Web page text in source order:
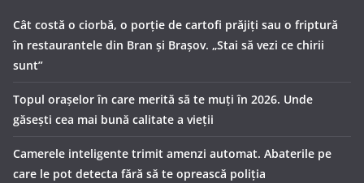
Cât costă o ciorbă, o porţie de cartofi prăjiţi sau o friptură
în restaurantele din Bran şi Braşov. „Stai să vezi ce chirii
sunt”
Topul orașelor în care merită să te muți în 2026. Unde
găsești cea mai bună calitate a vieții
Camerele inteligente trimit amenzi automat. Abaterile pe
care le pot detecta fără să te oprească poliția